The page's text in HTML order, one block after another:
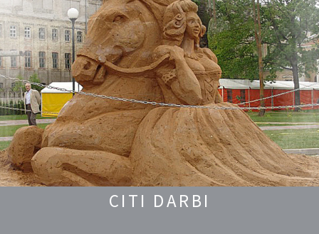
CITI DARBI